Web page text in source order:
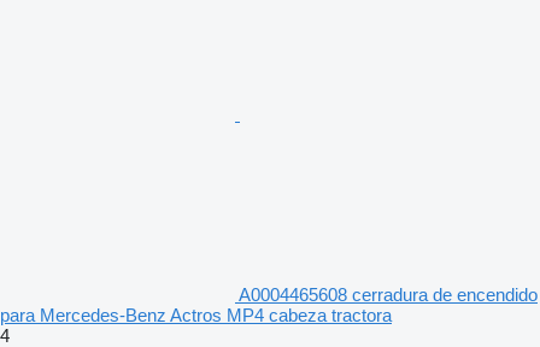
A0004465608 cerradura de encendido
para Mercedes-Benz Actros MP4 cabeza tractora
4